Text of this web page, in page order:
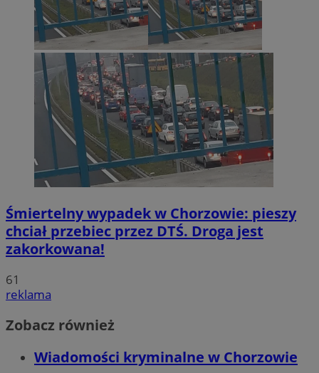
Śmiertelny wypadek w Chorzowie: pieszy
chciał przebiec przez DTŚ. Droga jest
zakorkowana!
61
reklama
Zobacz również
Wiadomości kryminalne w Chorzowie